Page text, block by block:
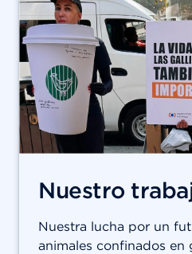
Nuestro
Nuestra lucha por un
animales confinados en